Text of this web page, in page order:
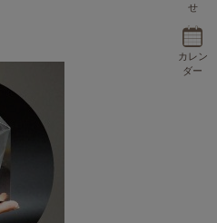
せ
カレン
ダー